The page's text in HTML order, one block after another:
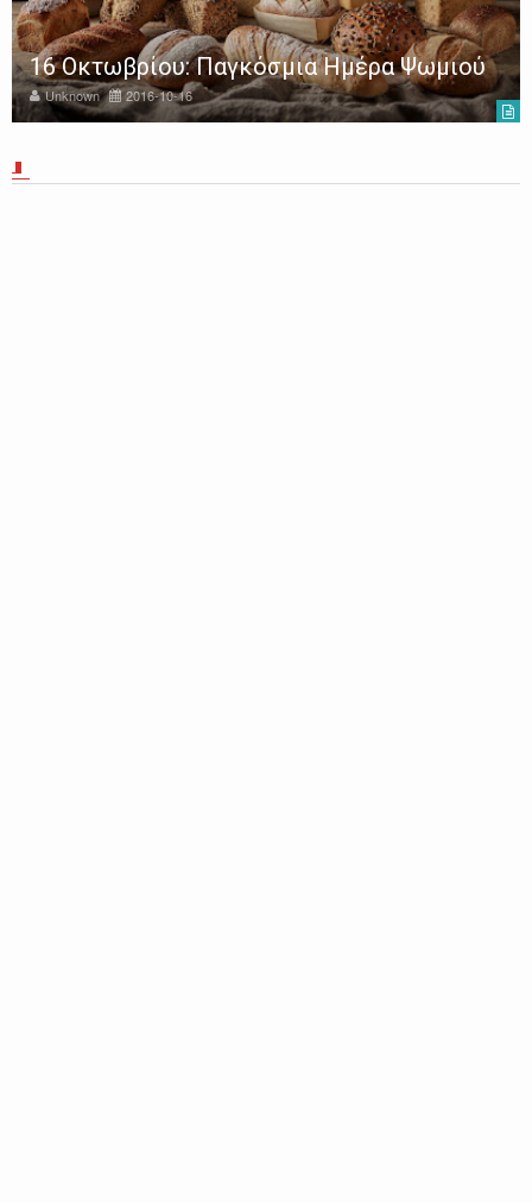
16 Οκτωβρίου: Παγκόσμια Ημέρα Ψωμιού
Unknown 2016-10-16